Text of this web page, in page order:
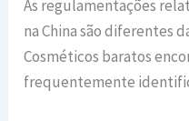
As regulamentações
na China são diferentes
Cosméticos baratos
frequentemente